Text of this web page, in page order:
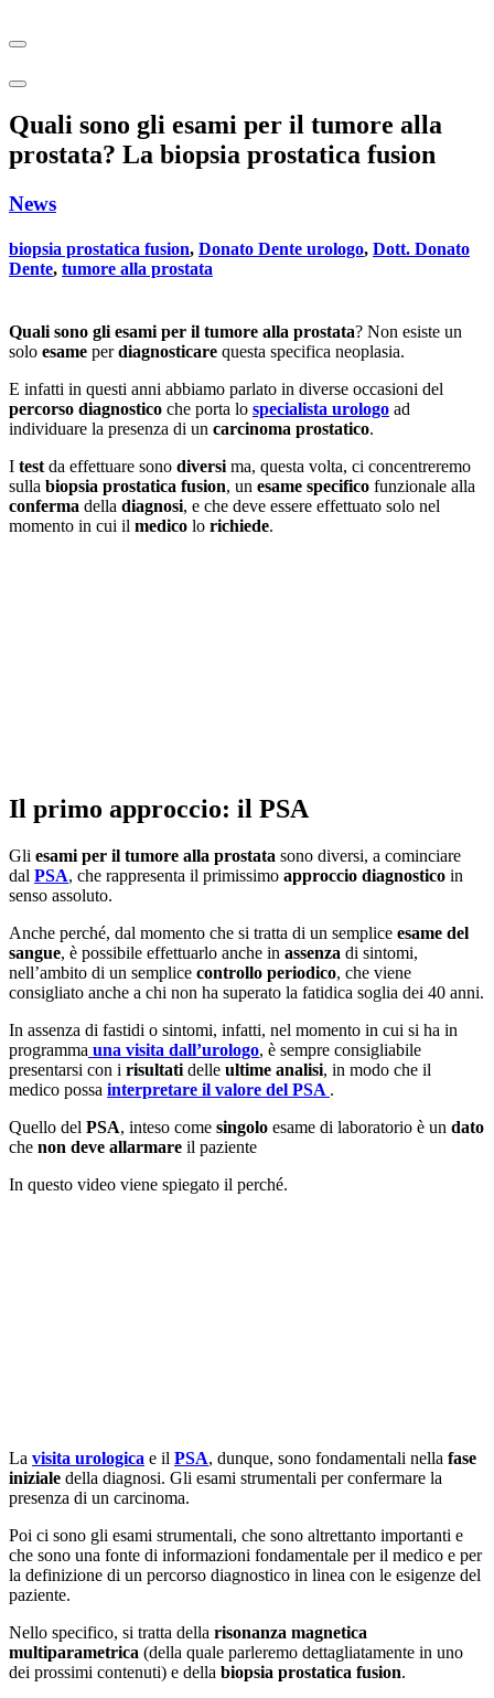
Quali sono gli esami per il tumore alla
prostata? La biopsia prostatica fusion
News
biopsia prostatica fusion, Donato Dente urologo, Dott. Donato
Dente, tumore alla prostata
Quali sono gli esami per il tumore alla prostata? Non esiste un
solo esame perdiagnosticare questa specifica neoplasia.
E infatti in questi anni abbiamo parlato in diverse occasioni del
percorso diagnostico che porta lo specialista urologo ad
individuare la presenza di un carcinoma prostatico.
I test da effettuare sono diversi ma, questa volta, ci concentreremo
sulla biopsia prostatica fusion, un esame specifico funzionale alla
conferma della diagnosi, e che deve essere effettuato solo nel
momento in cui il medico lo richiede.
Il primo approccio: il PSA
Gli esami per il tumore alla prostata sono diversi, a cominciare
dal PSA, che rappresenta il primissimo approccio diagnostico in
senso assoluto.
Anche perché, dal momento che si tratta di un semplice esame del
sangue, è possibile effettuarlo anche in assenza di sintomi,
nell’ambito di un semplice controllo periodico, che viene
consigliato anche a chi non ha superato la fatidica soglia dei 40 anni.
In assenza di fastidi o sintomi, infatti, nel momento in cui si ha in
programma una visita dall’urologo, è sempre consigliabile
presentarsi con i risultati delle ultime analisi, in modo che il
medico possa interpretare il valore del PSA .
Quello del PSA, inteso come singolo esame di laboratorio è un dato
che non deve allarmare il paziente
In questo video viene spiegato il perché.
La visita urologica e il PSA, dunque, sono fondamentali nella fase
iniziale della diagnosi. Gli esami strumentali per confermare la
presenza di un carcinoma.
Poi ci sono gli esami strumentali, che sono altrettanto importanti e
che sono una fonte di informazioni fondamentale per il medico e per
la definizione di un percorso diagnostico in linea con le esigenze del
paziente.
Nello specifico, si tratta della risonanza magnetica
multiparametrica (della quale parleremo dettagliatamente in uno
dei prossimi contenuti) e della biopsia prostatica fusion.